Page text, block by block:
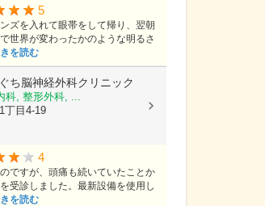
5
ズを入れて眼帯をして帰り、翌朝
世界が変わったかのような明るさ
を読む
ち脳神経外科クリニック
科, 整形外科, ...
丁目4-19
4
ですが、頭痛も続いていたことか
受診しました。最新設備を使用し
を読む